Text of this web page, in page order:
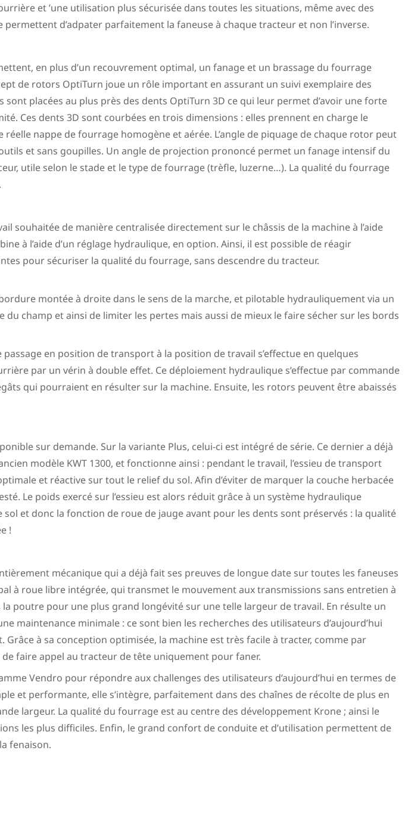
et ’une utilisation plus sécurisée dans toutes les situations, même avec des
d’adpater parfaitement la faneuse à chaque tracteur et non l’inverse.
en plus d’un recouvrement optimal, un fanage et un brassage du fourrage
de rotors OptiTurn joue un rôle important en assurant un suivi exemplaire des
placées au plus près des dents OptiTurn 3D ce qui leur permet d’avoir une forte
Ces dents 3D sont courbées en trois dimensions : elles prennent en charge le
nappe de fourrage homogène et aérée. L’angle de piquage de chaque rotor peut
et sans goupilles. Un angle de projection prononcé permet un fanage intensif du
utile selon le stade et le type de fourrage (trèfle, luzerne…). La qualité du fourrage
de manière centralisée directement sur le châssis de la machine à l’aide
à l’aide d’un réglage hydraulique, en option. Ainsi, il est possible de réagir
pour sécuriser la qualité du fourrage, sans descendre du tracteur.
montée à droite dans le sens de la marche, et pilotable hydrauliquement via un
champ et ainsi de limiter les pertes mais aussi de mieux le faire sécher sur les bords
en position de transport à la position de travail s’effectue en quelques
par un vérin à double effet. Ce déploiement hydraulique s’effectue par commande
qui pourraient en résulter sur la machine. Ensuite, les rotors peuvent être abaissés
sur demande. Sur la variante Plus, celui-ci est intégré de série. Ce dernier a déjà
modèle KWT 1300, et fonctionne ainsi : pendant le travail, l’essieu de transport
et réactive sur tout le relief du sol. Afin d’éviter de marquer la couche herbacée
Le poids exercé sur l’essieu est alors réduit grâce à un système hydraulique
et donc la fonction de roue de jauge avant pour les dents sont préservés : la qualité
!
mécanique qui a déjà fait ses preuves de longue date sur toutes les faneuses
à roue libre intégrée, qui transmet le mouvement aux transmissions sans entretien à
poutre pour une plus grand longévité sur une telle largeur de travail. En résulte un
maintenance minimale : ce sont bien les recherches des utilisateurs d’aujourd’hui
à sa conception optimisée, la machine est très facile à tracter, comme par
faire appel au tracteur de tête uniquement pour faner.
Vendro pour répondre aux challenges des utilisateurs d’aujourd’hui en termes de
et performante, elle s’intègre, parfaitement dans des chaînes de récolte de plus en
largeur. La qualité du fourrage est au centre des développement Krone ; ainsi le
les plus difficiles. Enfin, le grand confort de conduite et d’utilisation permettent de
fenaison.